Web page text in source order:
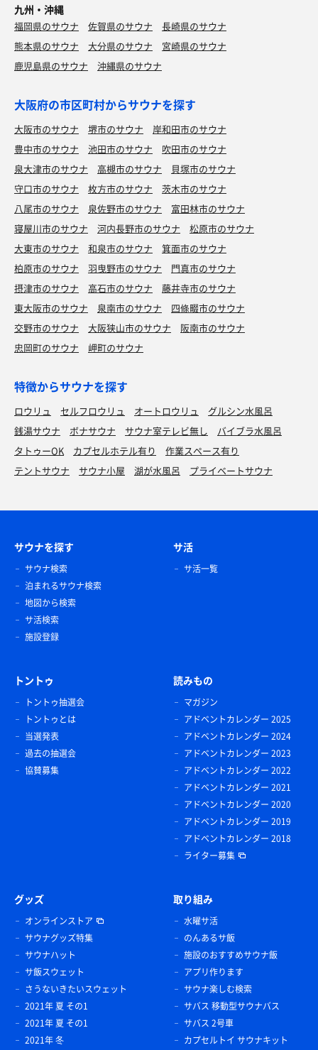
九州・沖縄
福岡県のサウナ 佐賀県のサウナ
長崎県のサウナ
熊本県のサウナ
大分県のサウナ
宮崎県のサウナ
鹿児島県のサウナ
沖縄県のサウナ
大阪府の市区町村からサウナを探す
大阪市のサウナ 堺市のサウナ
岸和田市のサウナ
豊中市のサウナ
池田市のサウナ
吹田市のサウナ
泉大津市のサウナ
高槻市のサウナ
貝塚市のサウナ
守口市のサウナ
枚方市のサウナ
茨木市のサウナ
八尾市のサウナ
泉佐野市のサウナ
富田林市のサウナ
寝屋川市のサウナ
河内長野市のサウナ
松原市のサウナ
大東市のサウナ
和泉市のサウナ
箕面市のサウナ
柏原市のサウナ
羽曳野市のサウナ
門真市のサウナ
摂津市のサウナ
高石市のサウナ
藤井寺市のサウナ
東大阪市のサウナ
泉南市のサウナ
四條畷市のサウナ
交野市のサウナ
大阪狭山市のサウナ
阪南市のサウナ
忠岡町のサウナ
岬町のサウナ
特徴からサウナを探す
ロウリュ セルフロウリュ オートロウリュ
グルシン水風呂
銭湯サウナ
ボナサウナ サウナ室テレビ無し
バイブラ水風呂
タトゥーOK
カプセルホテル有り
作業スペース有り
テントサウナ
サウナ小屋 湖が水風呂 プライベートサウナ
サウナを探す
サウナ検索
泊まれるサウナ検索
地図から検索
サ活検索
施設登録
サ活
サ活一覧
トントゥ
トントゥ抽選会
トントゥとは
当選発表
過去の抽選会
協賛募集
読みもの
マガジン
アドベントカレンダー 2025
アドベントカレンダー 2024
アドベントカレンダー 2023
アドベントカレンダー 2022
アドベントカレンダー 2021
アドベントカレンダー 2020
アドベントカレンダー 2019
アドベントカレンダー 2018
ライター募集
グッズ
オンラインストア
サウナグッズ特集
サウナハット
サ飯スウェット
さうないきたいスウェット
2021年 夏 その1
2021年 夏 その1
2021年 冬
取り組み
水曜サ活
のんあるサ飯
施設のおすすめサウナ飯
アプリ作ります
サウナ楽しむ検索
サバス 移動型サウナバス
サバス 2号車
カプセルトイ サウナキット